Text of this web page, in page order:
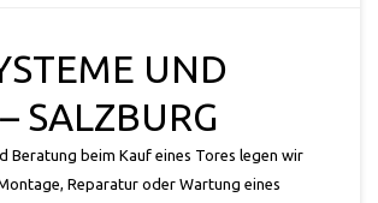
UND
SALZBURG
Beratung beim Kauf eines Tores legen wir
Reparatur oder Wartung eines